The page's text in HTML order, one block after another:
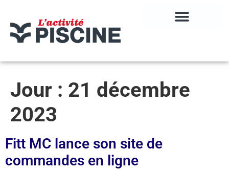
Jour : 21 décembre
2023
Fitt MC lance son site de
commandes en ligne